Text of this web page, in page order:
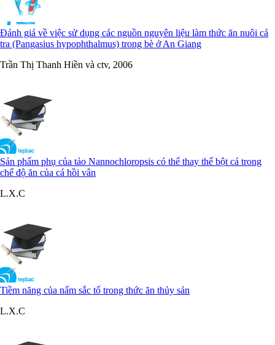
Đánh giá về việc sử dụng các nguồn nguyên liệu làm thức ăn nuôi cá
tra (Pangasius hypophthalmus) trong bè ở An Giang
Trần Thị Thanh Hiền và ctv, 2006
Sản phẩm phụ của tảo Nannochloropsis có thể thay thế bột cá trong
chế độ ăn của cá hồi vân
L.X.C
Tiềm năng của nấm sắc tố trong thức ăn thủy sản
L.X.C